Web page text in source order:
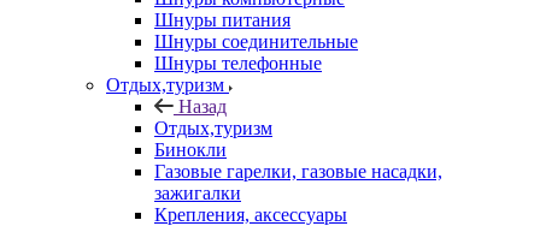
Шнуры питания
Шнуры соединительные
Шнуры телефонные
Отдых,туризм
Назад
Отдых,туризм
Бинокли
Газовые гарелки, газовые насадки,
зажигалки
Крепления, аксессуары